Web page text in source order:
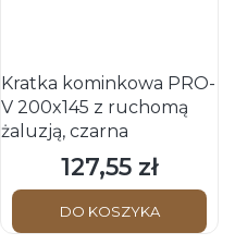
Kratka kominkowa PRO-
V 200x145 z ruchomą
żaluzją, czarna
Cena
127,55 zł
DO KOSZYKA